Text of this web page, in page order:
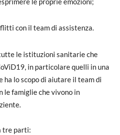
con il team di assistenza.
le istituzioni sanitarie che
in particolare quelli in una
ha lo scopo di aiutare il team di
le famiglie che vivono in
tre parti: